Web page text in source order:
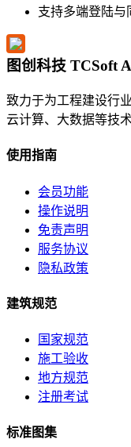
支持多端登陆与
图创科技 TCSoft
致力于为工程建设行
云计算、大数据等技
使用指南
会员功能
操作说明
免责声明
服务协议
隐私政策
建筑规范
国家规范
施工验收
地方规范
注册考试
标准图集